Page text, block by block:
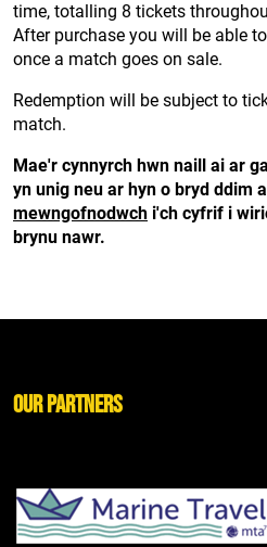
time, totalling 8 tickets
After purchase you will be able
once a match goes on sale.
Redemption will be subject to
match.
Mae'r cynnyrch hwn naill ai ar
yn unig neu ar hyn o bryd ddim
mewngofnodwch i'ch cyfrif i
brynu nawr.
Our Partners